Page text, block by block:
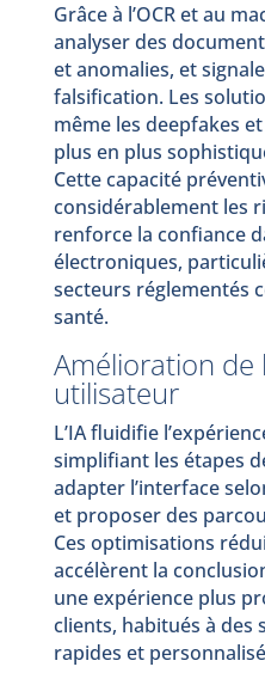
Grâce à l’OCR et au
analyser des
et anomalies, et
falsification. Les
même les deepfakes
plus en plus
Cette capacité
considérablement les
renforce la confiance
électroniques,
secteurs réglementés
santé.
Amélioration de
utilisateur
L’IA fluidifie
simplifiant les étapes
adapter l’interface
et proposer des
Ces optimisations
accélèrent la
une expérience plus
clients, habitués à des
rapides et